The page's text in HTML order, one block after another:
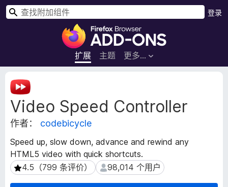
F
r
e
x
浏
器
附
加
组
扩展 主题 更多…
登录
搜
Video Speed Controller
作者： codebicycle
Speed up, slow down, advance and rewind any
HTML5 video with quick shortcuts.
4.5（799 条评价）
4.5（799 条评价） 98,014 个用户
98,014 个用户
扩
展
元
数
据